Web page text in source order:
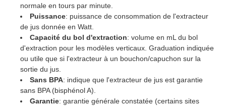
normale en tours par minute.
Puissance: puissance de consommation de l'extracteur
de jus donnée en Watt.
Capacité du bol d'extraction: volume en mL du bol
d'extraction pour les modèles verticaux. Graduation indiquée
ou utile que si l'extracteur à un bouchon/capuchon sur la
sortie du jus.
Sans BPA: indique que l'extracteur de jus est garantie
sans BPA (bisphénol A).
Garantie: garantie générale constatée (certains sites